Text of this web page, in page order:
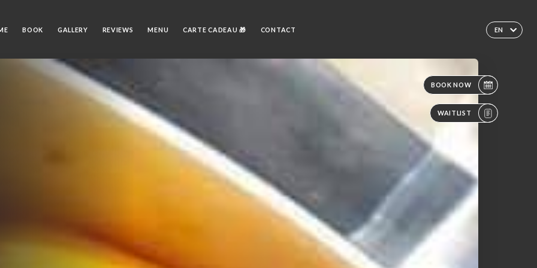
EN
BOOK GALLERY REVIEWS MENU CARTE CADEAU 🎁 CONTACT
BOOK NOW
WAITLIST